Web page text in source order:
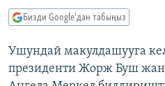
БИЗ ЖАНА ДҮЙНӨ
ЭЖЕ-СИҢДИЛЕР
АЗАТТЫК+
Русский
ОНЛАЙН ШЕРИНЕ
Бизди Google'дан табыңыз
Ушундай макулдашууга
президенти Жорж Буш